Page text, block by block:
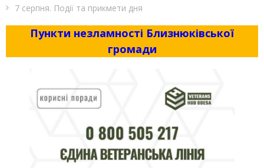
7 серпня. Події та прикмети дня
Пункти незламності Близнюківської
громади